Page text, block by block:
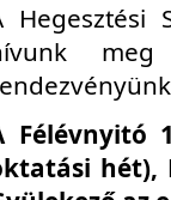
Hegesztési
Félévnyitó
hét),